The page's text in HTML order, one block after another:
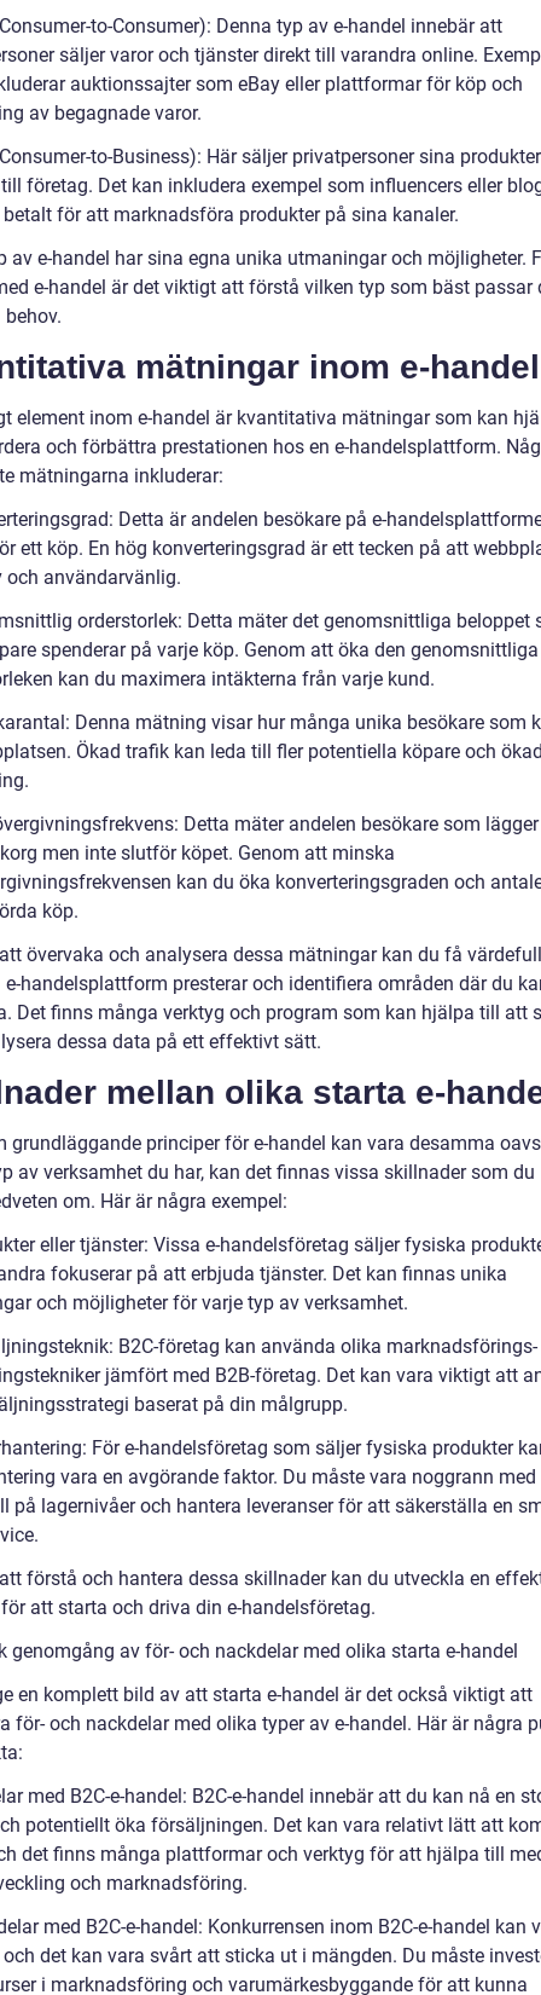
to-Consumer): Denna typ av e-handel innebär att
säljer varor och tjänster direkt till varandra online.
auktionssajter som eBay eller plattformar för köp och
av begagnade varor.
to-Business): Här säljer privatpersoner sina
företag. Det kan inkludera exempel som influencers eller
för att marknadsföra produkter på sina kanaler.
av e-handel har sina egna unika utmaningar och möjligheter.
e-handel är det viktigt att förstå vilken typ som bäst passar
mätningar inom e-handel
element inom e-handel är kvantitativa mätningar som kan
och förbättra prestationen hos en e-handelsplattform.
mätningarna inkluderar:
Detta är andelen besökare på e-
ett köp. En hög konverteringsgrad är ett tecken på att
och användarvänlig.
orderstorlek: Detta mäter det genomsnittliga beloppet
spenderar på varje köp. Genom att öka den genomsnittliga
kan du maximera intäkterna från varje kund.
Denna mätning visar hur många unika besökare som
Ökad trafik kan leda till fler potentiella köpare och
Detta mäter andelen besökare som
men inte slutför köpet. Genom att minska
kan du öka konverteringsgraden och
köp.
övervaka och analysera dessa mätningar kan du få
e-handelsplattform presterar och identifiera områden där du
Det finns många verktyg och program som kan hjälpa till att
dessa data på ett effektivt sätt.
mellan olika starta e-
grundläggande principer för e-handel kan vara desamma
av verksamhet du har, kan det finnas vissa skillnader som du
om. Här är några exempel:
eller tjänster: Vissa e-handelsföretag säljer fysiska
fokuserar på att erbjuda tjänster. Det kan finnas unika
och möjligheter för varje typ av verksamhet.
B2C-företag kan använda olika
jämfört med B2B-företag. Det kan vara viktigt att
baserat på din målgrupp.
För e-handelsföretag som säljer fysiska produkter
vara en avgörande faktor. Du måste vara noggrann
på lagernivåer och hantera leveranser för att säkerställa en
förstå och hantera dessa skillnader kan du utveckla en
att starta och driva din e-handelsföretag.
genomgång av för- och nackdelar med olika starta e-handel
en komplett bild av att starta e-handel är det också viktigt att
för- och nackdelar med olika typer av e-handel. Här är några
med B2C-e-handel: B2C-e-handel innebär att du kan nå en
potentiellt öka försäljningen. Det kan vara relativt lätt att
det finns många plattformar och verktyg för att hjälpa till
och marknadsföring.
med B2C-e-handel: Konkurrensen inom B2C-e-handel kan
det kan vara svårt att sticka ut i mängden. Du måste
i marknadsföring och varumärkesbyggande för att kunna